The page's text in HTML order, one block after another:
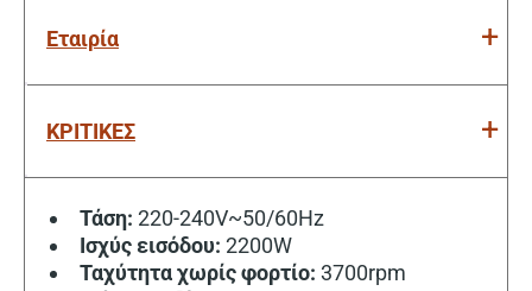
Εταιρία
ΚΡΙΤΙΚΕΣ
Τάση: 220-240V~50/60Hz
Ισχύς εισόδου: 2200W
Ταχύτητα χωρίς φορτίο: 3700rpm